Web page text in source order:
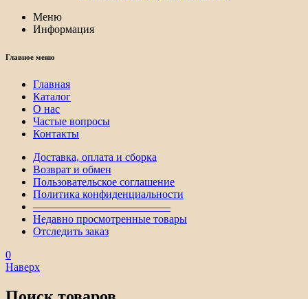
Меню
Информация
Главное меню
Главная
Каталог
О нас
Частые вопросы
Контакты
Доставка, оплата и сборка
Возврат и обмен
Пользовательское соглашение
Политика конфиденциальности
————————————–
Недавно просмотренные товары
Отследить заказ
0
Наверх